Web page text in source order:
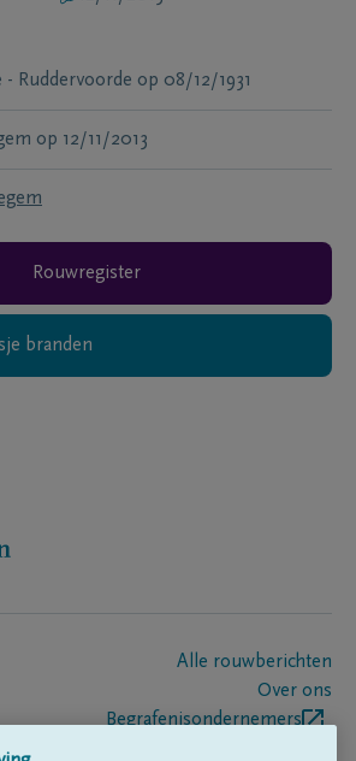
- Ruddervoorde op 08/12/1931
op 12/11/2013
Rouwregister
branden
Alle rouwberichten
Over ons
Begrafenisondernemers